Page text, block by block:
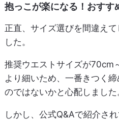
抱っこが楽になる！おすす
正直、サイズ選びを間違え
した。
推奨ウエストサイズが70cm
より細いため、一番きつく
のではないかと心配しました
しかし、公式Q&Aで紹介さ